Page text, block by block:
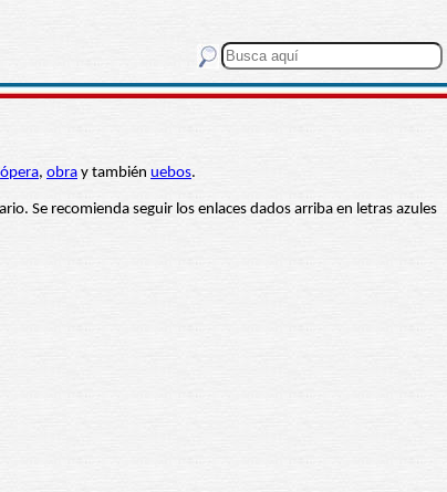
ópera, obra y también uebos.
Se recomienda seguir los enlaces dados arriba en letras azules